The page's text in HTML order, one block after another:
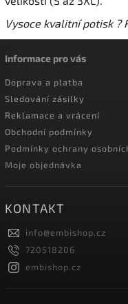
Vysoce kvalitní potisk ?
Informace pro vás
Doprava a platba
Sledování zásilky
Reklamace a vrácení
Obchodní podmínky
Podmínky ochrany
Moje objednávka
KONTAKT
info@embishop.cz
720518206
embishop.cz